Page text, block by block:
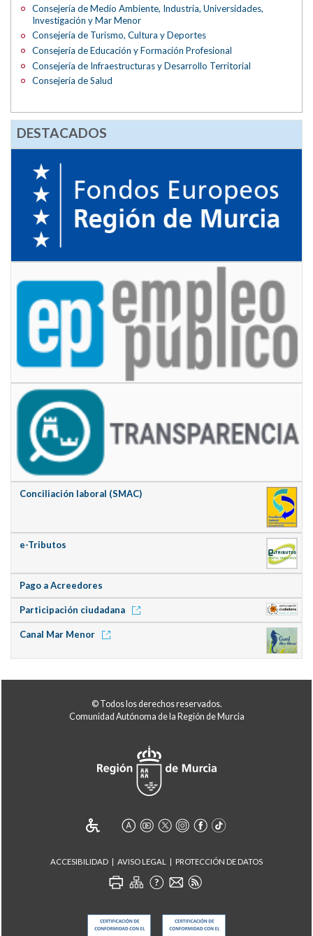
Consejería de Medio Ambiente, Industria, Universidades,
Investigación y Mar Menor
Consejería de Turismo, Cultura y Deportes
Consejería de Educación y Formación Profesional
Consejería de Infraestructuras y Desarrollo Territorial
Consejería de Salud
DESTACADOS
Conciliación laboral (SMAC)
e-Tributos
Pago a Acreedores
Participación ciudadana
Canal Mar Menor
© Todos los derechos reservados.
Comunidad Autónoma de la Región de Murcia
ACCESIBILIDAD AVISO LEGAL PROTECCIÓN DE DATOS